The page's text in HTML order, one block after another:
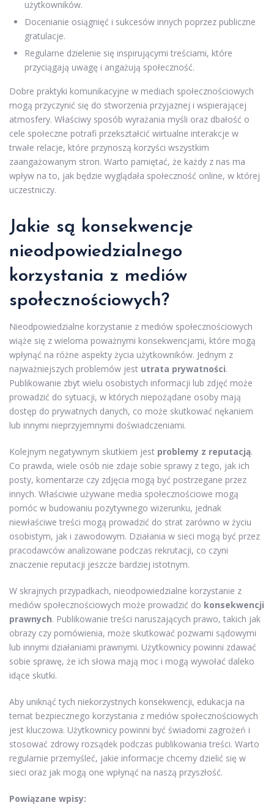
użytkowników.
Docenianie osiągnięć i sukcesów innych poprzez publiczne
gratulacje.
Regularne dzielenie się inspirującymi treściami, które
przyciągają uwagę i angażują społeczność.
Dobre praktyki komunikacyjne w mediach społecznościowych
mogą przyczynić się do stworzenia przyjaznej i wspierającej
atmosfery. Właściwy sposób wyrażania myśli oraz dbałość o
cele społeczne potrafi przekształcić wirtualne interakcje w
trwałe relacje, które przynoszą korzyści wszystkim
zaangażowanym stron. Warto pamiętać, że każdy z nas ma
wpływ na to, jak będzie wyglądała społeczność online, w której
uczestniczy.
Jakie są konsekwencje
nieodpowiedzialnego
korzystania z mediów
społecznościowych?
Nieodpowiedzialne korzystanie z mediów społecznościowych
wiąże się z wieloma poważnymi konsekwencjami, które mogą
wpłynąć na różne aspekty życia użytkowników. Jednym z
najważniejszych problemów jest utrata prywatności.
Publikowanie zbyt wielu osobistych informacji lub zdjęć może
prowadzić do sytuacji, w których niepożądane osoby mają
dostęp do prywatnych danych, co może skutkować nękaniem
lub innymi nieprzyjemnymi doświadczeniami.
Kolejnym negatywnym skutkiem jest problemy z reputacją.
Co prawda, wiele osób nie zdaje sobie sprawy z tego, jak ich
posty, komentarze czy zdjęcia mogą być postrzegane przez
innych. Właściwie używane media społecznościowe mogą
pomóc w budowaniu pozytywnego wizerunku, jednak
niewłaściwe treści mogą prowadzić do strat zarówno w życiu
osobistym, jak i zawodowym. Działania w sieci mogą być przez
pracodawców analizowane podczas rekrutacji, co czyni
znaczenie reputacji jeszcze bardziej istotnym.
W skrajnych przypadkach, nieodpowiedzialne korzystanie z
mediów społecznościowych może prowadzić do konsekwencji
prawnych. Publikowanie treści naruszających prawo, takich jak
obrazy czy pomówienia, może skutkować pozwami sądowymi
lub innymi działaniami prawnymi. Użytkownicy powinni zdawać
sobie sprawę, że ich słowa mają moc i mogą wywołać daleko
idące skutki.
Aby uniknąć tych niekorzystnych konsekwencji, edukacja na
temat bezpiecznego korzystania z mediów społecznościowych
jest kluczowa. Użytkownicy powinni być świadomi zagrożeń i
stosować zdrowy rozsądek podczas publikowania treści. Warto
regularnie przemyśleć, jakie informacje chcemy dzielić się w
sieci oraz jak mogą one wpłynąć na naszą przyszłość.
Powiązane wpisy: